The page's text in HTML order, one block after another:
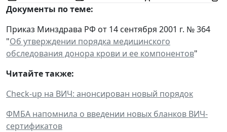
Документы по теме:
Приказ Минздрава РФ от 14 сентября 2001 г. № 364
"Об утверждении порядка медицинского
обследования донора крови и ее компонентов"
Читайте также:
Check-up на ВИЧ: анонсирован новый порядок
ФМБА напомнила о введении новых бланков ВИЧ-
сертификатов